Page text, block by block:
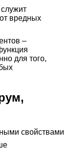
вредных
–
для того,
свойствами